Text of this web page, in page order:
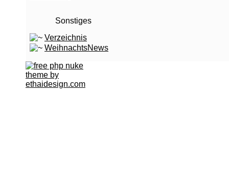
Sonstiges
Verzeichnis
WeihnachtsNews